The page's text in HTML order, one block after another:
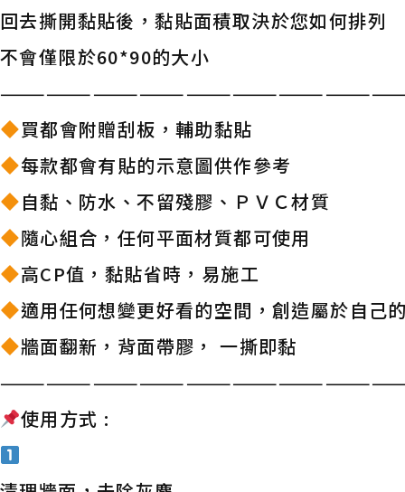
回去撕開黏貼後，黏貼面積取決於您如何排列
不會僅限於60*90的大小
買都會附贈刮板，輔助黏貼
每款都會有貼的示意圖供作參考
自黏、防水、不留殘膠、ＰＶＣ材質
隨心組合，任何平面材質都可使用
高CP值，黏貼省時，易施工
適用任何想變更好看的空間，創造屬於自己
牆面翻新，背面帶膠， 一撕即黏
使用方式 :